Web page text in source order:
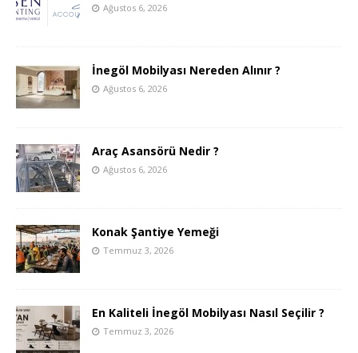
Ağustos 6, 2026
İnegöl Mobilyası Nereden Alınır ?
Ağustos 6, 2026
Araç Asansörü Nedir ?
Ağustos 6, 2026
Konak Şantiye Yemeği
Temmuz 3, 2026
En Kaliteli İnegöl Mobilyası Nasıl Seçilir ?
Temmuz 3, 2026